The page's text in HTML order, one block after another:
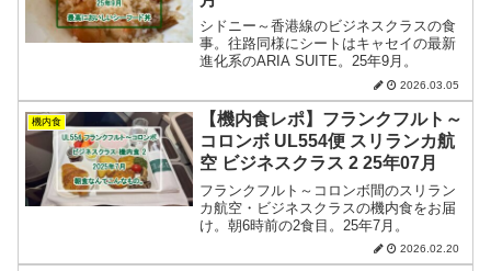
シドニー～香港線のビジネスクラスの食
事。往路同様にシートはキャセイの最新
進化系のARIA SUITE。25年9月。
2026.03.05
機内食
【機内食レポ】フランクフルト～
コロンボ UL554便 スリランカ航
空 ビジネスクラス 2 25年07月
フランクフルト～コロンボ間のスリラン
カ航空・ビジネスクラスの機内食をお届
け。朝6時前の2食目。25年7月。
2026.02.20